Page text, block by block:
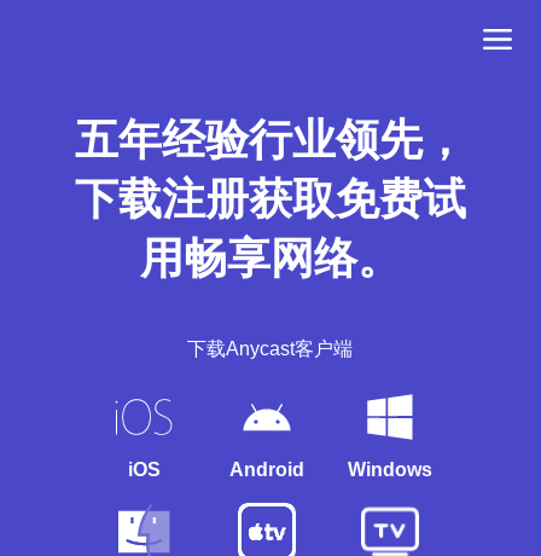
五年经验行业领先，
下载注册获取免费试
用畅享网络。
下载Anycast客户端
iOS Android Windows